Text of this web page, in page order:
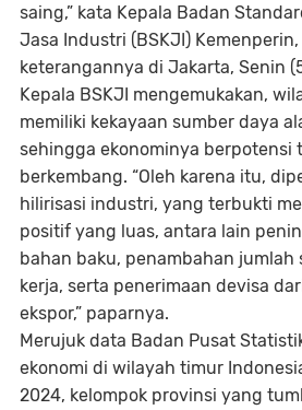
saing,” kata Kepala Badan
Jasa Industri (BSKJI)
keterangannya di Jakarta, Senin
Kepala BSKJI mengemukakan,
memiliki kekayaan sumber daya
sehingga ekonominya berpotensi
berkembang. “Oleh karena itu,
hilirisasi industri, yang terbukti
positif yang luas, antara lain
bahan baku, penambahan jumlah
kerja, serta penerimaan devisa
ekspor,” paparnya.
Merujuk data Badan Pusat
ekonomi di wilayah timur
2024, kelompok provinsi yang